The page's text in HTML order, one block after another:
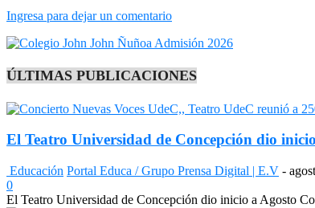
Ingresa para dejar un comentario
ÚLTIMAS PUBLICACIONES
El Teatro Universidad de Concepción dio
Educación Portal Educa / Grupo Prensa Digital | E.V -
0
El Teatro Universidad de Concepción dio inicio a Agosto